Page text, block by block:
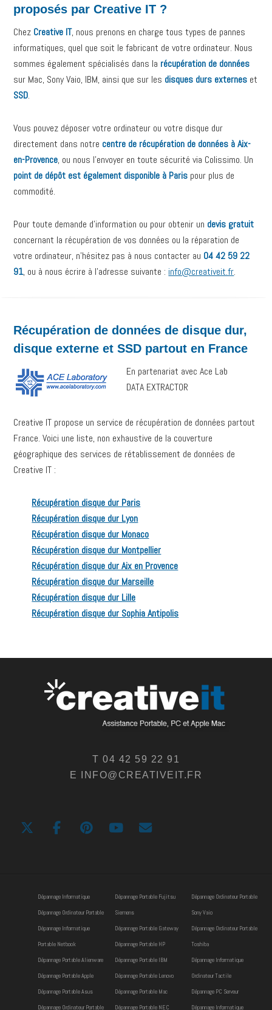
proposés par Creative IT ?
Chez Creative IT, nous prenons en charge tous types de pannes
informatiques, quel que soit le fabricant de votre ordinateur. Nous
sommes également spécialisés dans la récupération de données
sur Mac, Sony Vaio, IBM, ainsi que sur les disques durs externes et
SSD.
Vous pouvez déposer votre ordinateur ou votre disque dur
directement dans notre centre de récupération de données à Aix-
en-Provence, ou nous l’envoyer en toute sécurité via Colissimo. Un
point de dépôt est également disponible à Paris pour plus de
commodité.
Pour toute demande d’information ou pour obtenir un devis gratuit
concernant la récupération de vos données ou la réparation de
votre ordinateur, n’hésitez pas à nous contacter au 04 42 59 22
91, ou à nous écrire à l’adresse suivante : info@creativeit.fr.
Récupération de données de disque dur,
disque externe et SSD partout en France
En partenariat avec Ace Lab
DATA EXTRACTOR
Creative IT propose un service de récupération de données partout
France. Voici une liste, non exhaustive de la couverture
géographique des services de rétablissement de données de
Creative IT :
Récupération disque dur Paris
Récupération disque dur Lyon
Récupération disque dur Monaco
Récupération disque dur Montpellier
Récupération disque dur Aix en Provence
Récupération disque dur Marseille
Récupération disque dur Lille
Récupération disque dur Sophia Antipolis
T 04 42 59 22 91
E INFO@CREATIVEIT.FR
Dépannage Informatique
Dépannage Ordinateur Portable
Dépannage Informatique
Portable Netbook
Dépannage Portable Alienware
Dépannage Portable Apple
Dépannage Portable Asus
Dépannage Ordinateur Portable
Dépannage Portable Fujitsu
Siemens
Dépannage Portable Gateway
Dépannage Portable HP
Dépannage Portable IBM
Dépannage Portable Lenovo
Dépannage Portable Mac
Dépannage Portable NEC
Dépannage Ordinateur Portable
Sony Vaio
Dépannage Ordinateur Portable
Toshiba
Dépannage Informatique
Ordinateur Tactile
Dépannage PC Serveur
Dépannage Informatique